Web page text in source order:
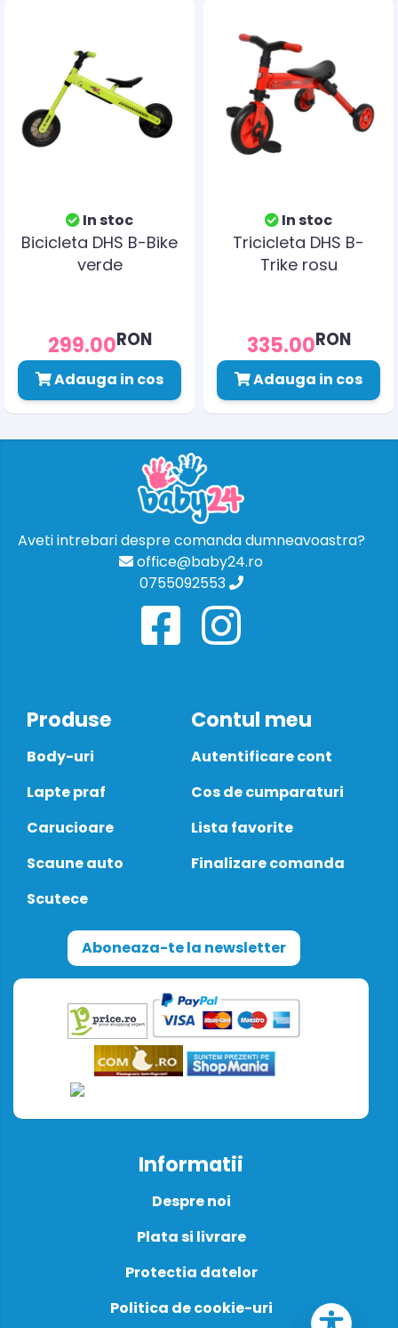
In stoc
Bicicleta DHS B-Bike
verde
299.00RON
Adauga in cos
In stoc
Tricicleta DHS B-
Trike rosu
335.00RON
Adauga in cos
Aveti intrebari despre comanda dumneavoastra?
office@baby24.ro
0755092553
Produse
Body-uri
Lapte praf
Carucioare
Scaune auto
Scutece
Contul meu
Autentificare cont
Cos de cumparaturi
Lista favorite
Finalizare comanda
Aboneaza-te la newsletter
Informatii
Despre noi
Plata si livrare
Protectia datelor
Politica de cookie-uri